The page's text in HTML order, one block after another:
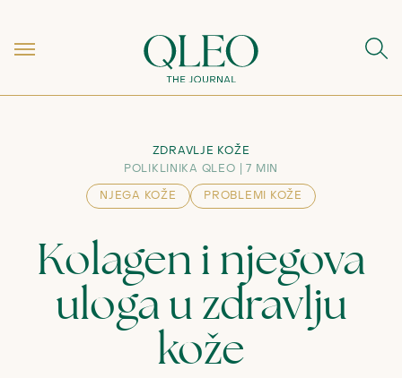
ZDRAVLJE KOŽE
POLIKLINIKA QLEO
7 MIN
NJEGA KOŽE
PROBLEMI KOŽE
Kolagen i njegova
uloga u zdravlju
kože